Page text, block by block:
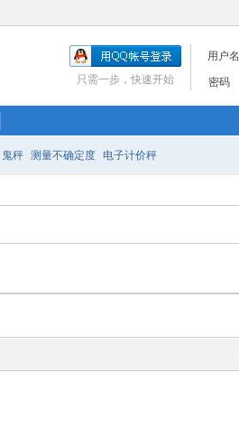
用户名
密码
只需一步，快速开始
鬼秤 测量不确定度 电子计价秤